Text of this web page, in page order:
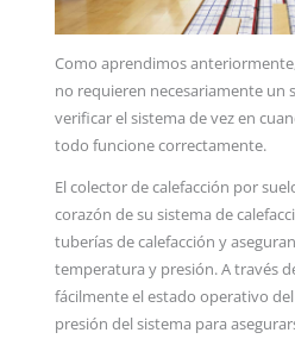
Como aprendimos
no requieren necesariamente un
verificar el sistema de vez en
todo funcione correctamente.
El colector de calefacción por
corazón de su sistema de
tuberías de calefacción y
temperatura y presión. A través
fácilmente el estado operativo
presión del sistema para